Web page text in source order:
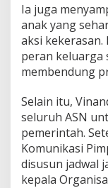
​Ia juga
anak yang
aksi
peran keluarga
membendung
​Selain itu,
seluruh ASN
pemerintah.
Komunikasi
disusun jadwal
kepala